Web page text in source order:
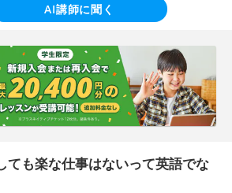
AI講師に聞く
ても楽な仕事はないって英語でな